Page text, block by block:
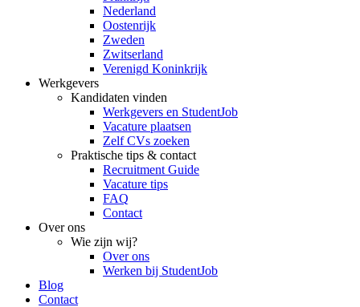
Nederland
Oostenrijk
Zweden
Zwitserland
Verenigd Koninkrijk
Werkgevers
Kandidaten vinden
Werkgevers en StudentJob
Vacature plaatsen
Zelf CVs zoeken
Praktische tips & contact
Recruitment Guide
Vacature tips
FAQ
Contact
Over ons
Wie zijn wij?
Over ons
Werken bij StudentJob
Blog
Contact